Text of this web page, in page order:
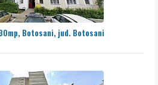
Botosani, jud. Botosani